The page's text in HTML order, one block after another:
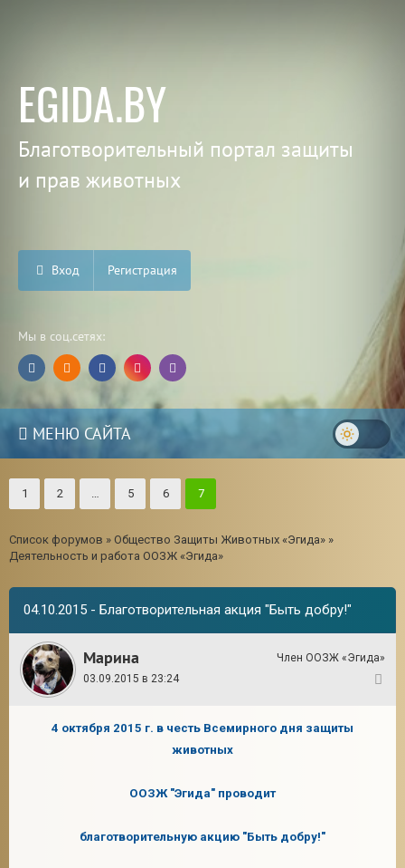
EGIDA.BY
Благотворительный портал защиты
и прав животных
Вход Регистрация
Мы в соц.сетях:
МЕНЮ САЙТА
1 2 … 5 6 7
Список форумов » Общество Защиты Животных «Эгида» »
Деятельность и работа ООЗЖ «Эгида»
04.10.2015 - Благотворительная акция "Быть добру!"
Марина
Член ООЗЖ «Эгида»
03.09.2015 в 23:24
4 октября 2015 г. в честь Всемирного дня защиты
животных
ООЗЖ "Эгида" проводит
благотворительную акцию "Быть добру!"